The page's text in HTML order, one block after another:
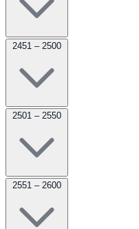
2451 – 2500
2501 – 2550
2551 – 2600